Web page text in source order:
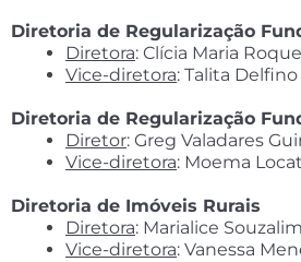
Diretoria de Regularização
Diretora: Clícia Maria
Vice-diretora: Talita
Diretoria de Regularização
Diretor: Greg Valadares
Vice-diretora: Moema
Diretoria de Imóveis Rurais
Diretora: Marialice
Vice-diretora: Vanessa